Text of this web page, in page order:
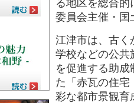
る地区を総合
委員会主催・国
江津市は、古く
学校などの公共
を促進する助
た「赤瓦の住宅
彩な都市景観育